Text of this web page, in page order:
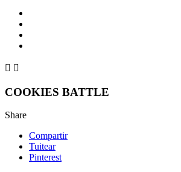
 
COOKIES BATTLE
Share
Compartir
Tuitear
Pinterest